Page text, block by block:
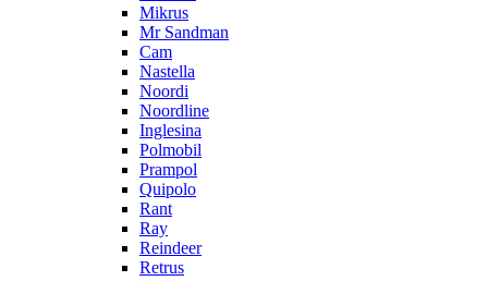
Mikrus
Mr Sandman
Cam
Nastella
Noordi
Noordline
Inglesina
Polmobil
Prampol
Quipolo
Rant
Ray
Reindeer
Retrus